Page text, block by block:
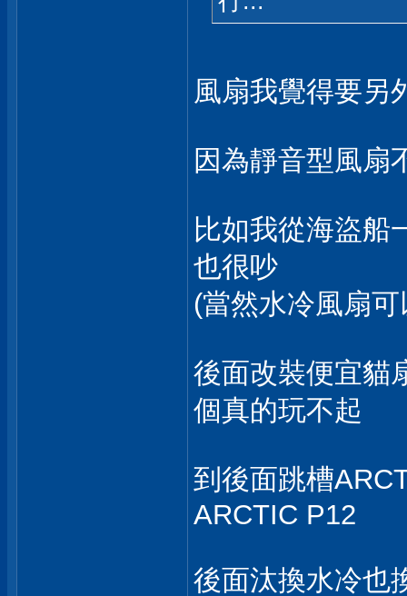
風扇我覺得要另
因為靜音型風扇
比如我從海盜船
也很吵
(當然水冷風扇
後面改裝便宜貓
個真的玩不起
到後面跳槽
ARCTIC P12
後面汰換水冷也